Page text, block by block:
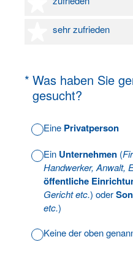
sehr zufrieden
5 Sterne
* Was haben Sie
gesucht?
(Erforderlich.)
Eine Privatperson
Ein Unternehmen (
Handwerker, Anwalt,
öffentliche
Gericht etc.) oder
etc.)
Keine der oben